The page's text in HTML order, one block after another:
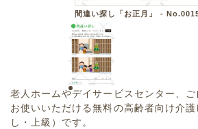
間違い探し「お正月」 -
老人ホームやデイサービスセンター、
お使いいただける無料の高齢者向け介
し・上級）です。